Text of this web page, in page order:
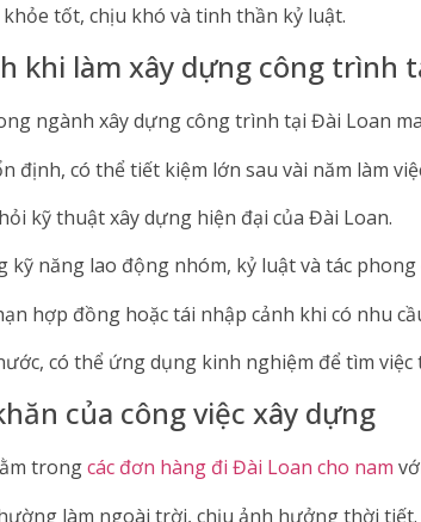
khỏe tốt, chịu khó và tinh thần kỷ luật.
khi làm xây dựng công trình
ngành xây dựng công trình tại Đài Loan
định, có thể tiết kiệm lớn sau vài năm làm
kỹ thuật xây dựng hiện đại của Đài Loan.
kỹ năng lao động nhóm, kỷ luật và tác phong
hợp đồng hoặc tái nhập cảnh khi có nhu
có thể ứng dụng kinh nghiệm để tìm
của công việc xây dựng
trongcác đơn hàng đi Đài Loan cho nam
làm ngoài trời, chịu ảnh hưởng thời tiết.